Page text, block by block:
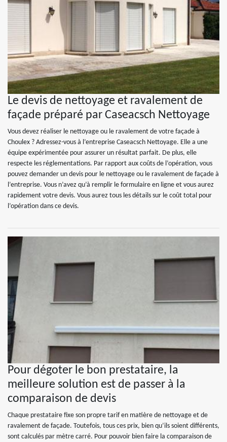
Le devis de nettoyage et ravalement de
façade préparé par Caseacsch Nettoyage
Vous devez réaliser le nettoyage ou le ravalement de votre façade à
Choulex ? Adressez-vous à l’entreprise Caseacsch Nettoyage. Elle a une
équipe expérimentée pour assurer un résultat parfait. De plus, elle
respecte les réglementations. Par rapport aux coûts de l’opération, vous
pouvez demander un devis pour le nettoyage ou le ravalement de façade à
l’entreprise. Vous n’avez qu’à remplir le formulaire en ligne et vous aurez
rapidement votre devis. Vous aurez tous les détails sur le coût total pour
l’opération dans ce devis.
Pour dégoter le bon prestataire, la
meilleure solution est de passer à la
comparaison de devis
Chaque prestataire fixe son propre tarif en matière de nettoyage et de
ravalement de façade. Toutefois, tous ces prix, bien qu’ils soient différents,
sont calculés par mètre carré. Pour pouvoir bien faire la comparaison de